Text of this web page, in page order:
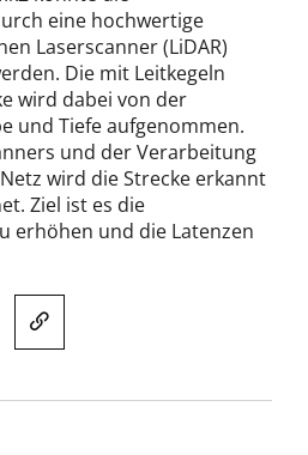
eine hochwertige
Laserscanner (LiDAR)
Die mit Leitkegeln
wird dabei von der
und Tiefe aufgenommen.
und der Verarbeitung
wird die Strecke erkannt
Ziel ist es die
erhöhen und die Latenzen